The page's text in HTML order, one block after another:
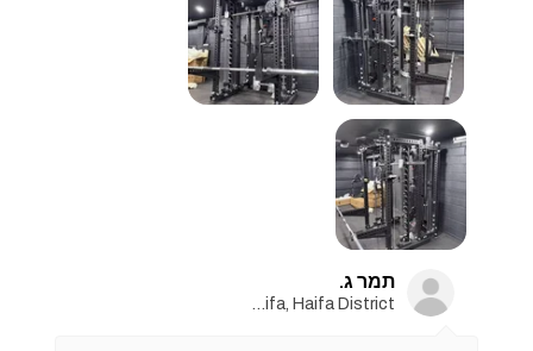
תמר ג.
Haifa, Haifa District